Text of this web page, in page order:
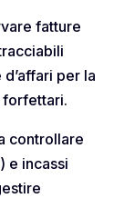
fatture
per la
forfettari.
controllare
e incassi